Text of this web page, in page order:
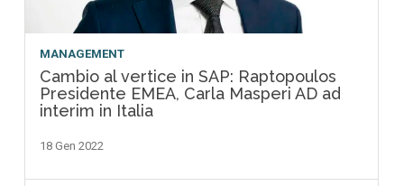
MANAGEMENT
Cambio al vertice in SAP: Raptopoulos
Presidente EMEA, Carla Masperi AD ad
interim in Italia
18 Gen 2022